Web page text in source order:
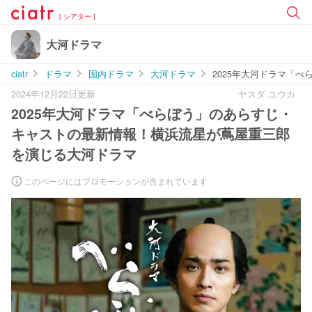
[ シアター ]
大河ドラマ
ciatr ドラマ 国内ドラマ 大河ドラマ
2025年大河ドラマ「べ
2024年12月22日更新
ヤスダ ユウカ
2025年大河ドラマ「べらぼう」のあらすじ・
キャストの最新情報！横浜流星が蔦屋重三郎
を演じる大河ドラマ
このページにはプロモーションが含まれています